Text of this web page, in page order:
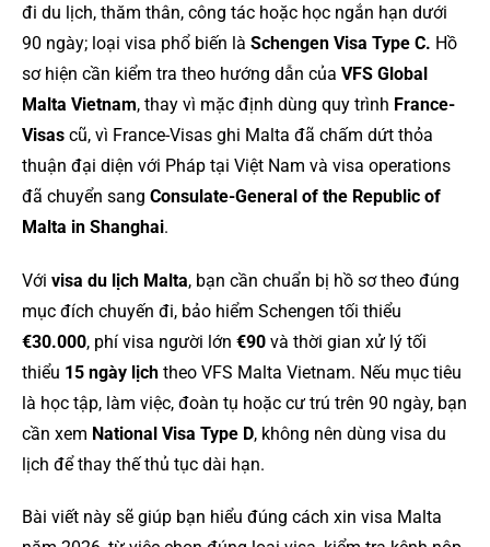
đi du lịch, thăm thân, công tác hoặc học ngắn hạn dưới
90 ngày; loại visa phổ biến là Schengen Visa Type C. Hồ
sơ hiện cần kiểm tra theo hướng dẫn của VFS Global
Malta Vietnam, thay vì mặc định dùng quy trình France-
Visas cũ, vì France-Visas ghi Malta đã chấm dứt thỏa
thuận đại diện với Pháp tại Việt Nam và visa operations
đã chuyển sang Consulate-General of the Republic of
Malta in Shanghai.
Với visa du lịch Malta, bạn cần chuẩn bị hồ sơ theo đúng
mục đích chuyến đi, bảo hiểm Schengen tối thiểu
€30.000, phí visa người lớn €90 và thời gian xử lý tối
thiểu 15 ngày lịch theo VFS Malta Vietnam. Nếu mục tiêu
là học tập, làm việc, đoàn tụ hoặc cư trú trên 90 ngày, bạn
cần xem National Visa Type D, không nên dùng visa du
lịch để thay thế thủ tục dài hạn.
Bài viết này sẽ giúp bạn hiểu đúng cách xin visa Malta